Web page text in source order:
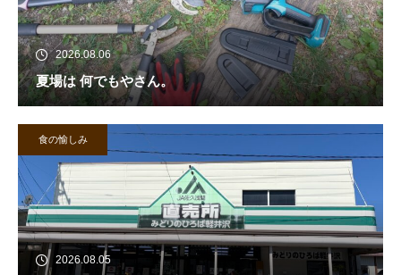
2026.08.06
夏場は 何でもやさん。
食の愉しみ
2026.08.05